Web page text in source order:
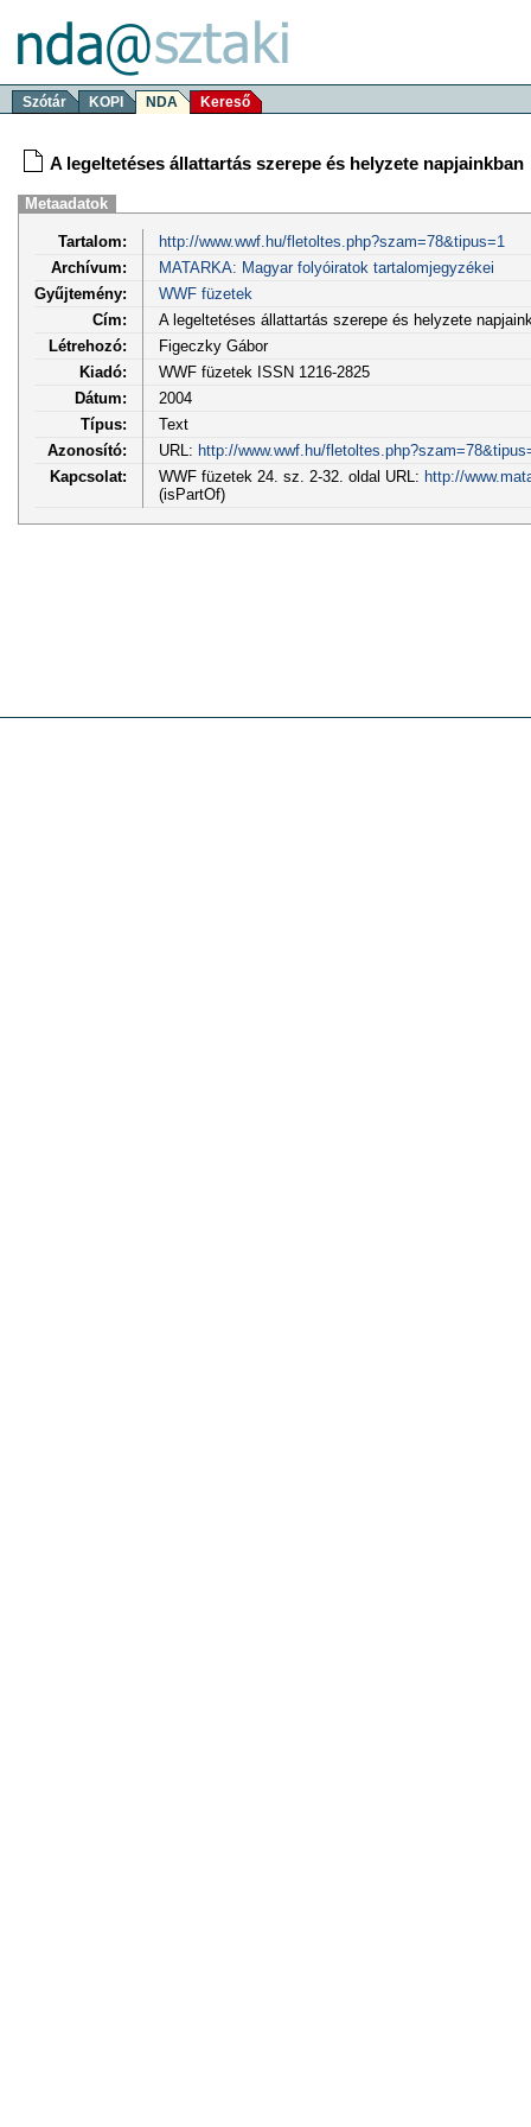
Szótár KOPI NDA Kereső
A legeltetéses állattartás szerepe és helyzete napjainkban
Metaadatok
Tartalom:
http://www.wwf.hu/fletoltes.php?szam=78&tipus=1
Archívum:
MATARKA: Magyar folyóiratok tartalomjegyzékei
Gyűjtemény:
WWF füzetek
Cím:
A legeltetéses állattartás szerepe és helyzete
Létrehozó:
Figeczky Gábor
Kiadó:
WWF füzetek ISSN 1216-2825
Dátum:
2004
Típus:
Text
Azonosító:
URL: http://www.wwf.hu/
Kapcsolat:
WWF füzetek 24. sz. 2-32. oldal URL: http://
(isPartOf)